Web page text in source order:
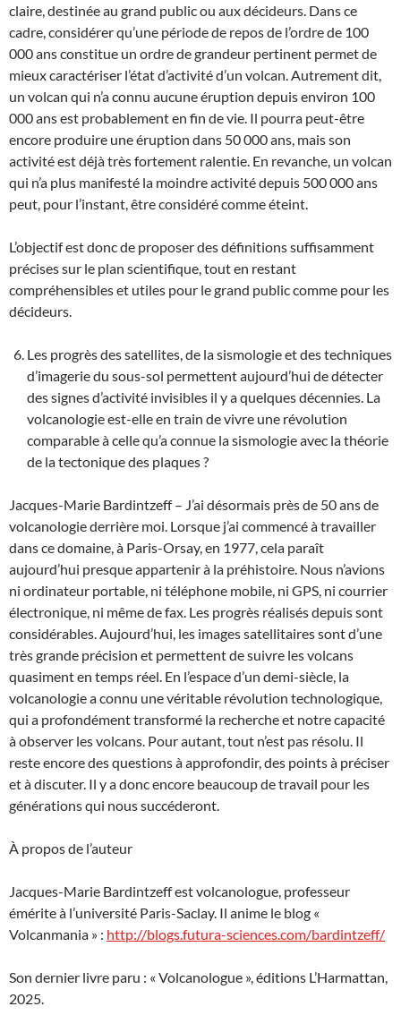
claire, destinée au grand public ou aux décideurs. Dans ce
cadre, considérer qu’une période de repos de l’ordre de 100
000 ans constitue un ordre de grandeur pertinent permet de
mieux caractériser l’état d’activité d’un volcan. Autrement dit,
un volcan qui n’a connu aucune éruption depuis environ 100
000 ans est probablement en fin de vie. Il pourra peut-être
encore produire une éruption dans 50 000 ans, mais son
activité est déjà très fortement ralentie. En revanche, un volcan
qui n’a plus manifesté la moindre activité depuis 500 000 ans
peut, pour l’instant, être considéré comme éteint.
L’objectif est donc de proposer des définitions suffisamment
précises sur le plan scientifique, tout en restant
compréhensibles et utiles pour le grand public comme pour les
décideurs.
Les progrès des satellites, de la sismologie et des techniques
d’imagerie du sous-sol permettent aujourd’hui de détecter
des signes d’activité invisibles il y a quelques décennies. La
volcanologie est-elle en train de vivre une révolution
comparable à celle qu’a connue la sismologie avec la théorie
de la tectonique des plaques ?
Jacques-Marie Bardintzeff – J’ai désormais près de 50 ans de
volcanologie derrière moi. Lorsque j’ai commencé à travailler
dans ce domaine, à Paris-Orsay, en 1977, cela paraît
aujourd’hui presque appartenir à la préhistoire. Nous n’avions
ni ordinateur portable, ni téléphone mobile, ni GPS, ni courrier
électronique, ni même de fax. Les progrès réalisés depuis sont
considérables. Aujourd’hui, les images satellitaires sont d’une
très grande précision et permettent de suivre les volcans
quasiment en temps réel. En l’espace d’un demi-siècle, la
volcanologie a connu une véritable révolution technologique,
qui a profondément transformé la recherche et notre capacité
à observer les volcans. Pour autant, tout n’est pas résolu. Il
reste encore des questions à approfondir, des points à préciser
et à discuter. Il y a donc encore beaucoup de travail pour les
générations qui nous succéderont.
À propos de l’auteur
Jacques-Marie Bardintzeff est volcanologue, professeur
émérite à l’université Paris-Saclay. Il anime le blog «
Volcanmania » : http://blogs.futura-sciences.com/bardintzeff/
Son dernier livre paru : « Volcanologue », éditions L’Harmattan,
2025.